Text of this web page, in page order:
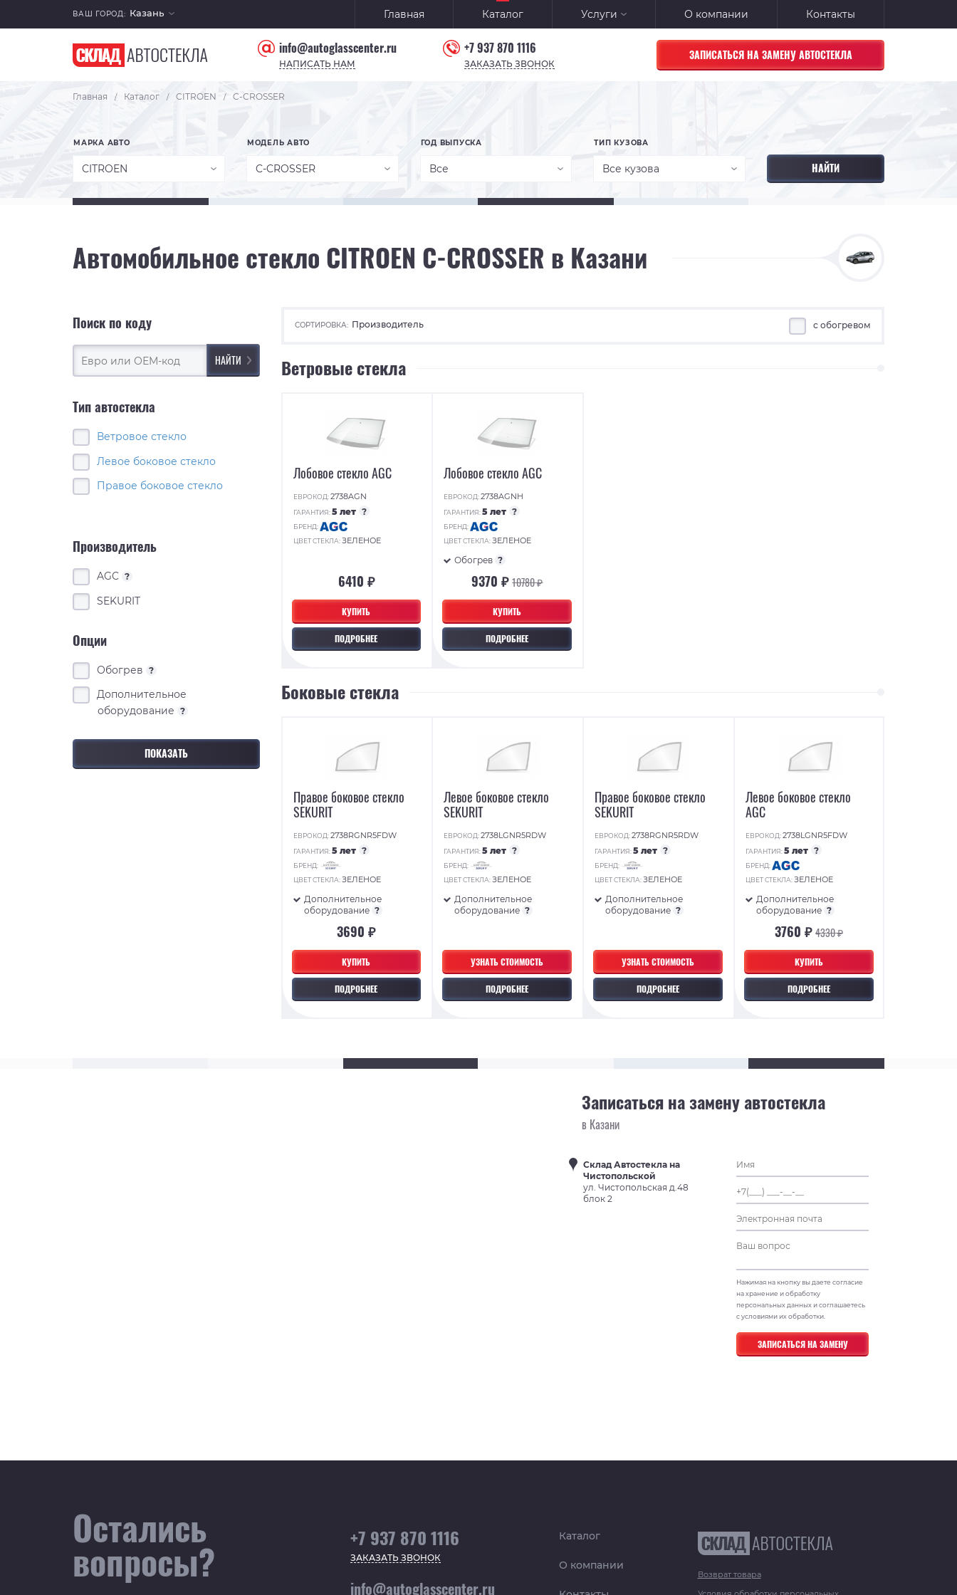
ВАШ ГОРОД: Казань Главная Каталог Услуги О компании Контакты
info@autoglasscenter.ru
НАПИСАТЬ НАМ
+7 937 870 1116
ЗАКАЗАТЬ ЗВОНОК
ЗАПИСАТЬСЯ НА ЗАМЕНУ АВТОСТЕКЛА
Главная / Каталог / CITROEN / C-CROSSER
МАРКА АВТО
CITROEN
МОДЕЛЬ АВТО
C-CROSSER
ГОД ВЫПУСКА
Все
ТИП КУЗОВА
Все кузова
Автомобильное стекло CITROEN C-CROSSER в Казани
Поиск по коду
Тип автостекла
Ветровое стекло
Левое боковое стекло
Правое боковое стекло
Производитель
AGC ?
SEKURIT
Опции
Обогрев ?
Дополнительное
оборудование ?
СОРТИРОВКА: Производитель с обогревом
Ветровые стекла
КУПИТЬ
ПОДРОБНЕЕ
Лобовое стекло AGC
ЕВРОКОД:2738AGN
ГАРАНТИЯ:5 лет ?
БРЕНД:
ЦВЕТ СТЕКЛА:ЗЕЛЕНОЕ
6410 ₽
КУПИТЬ
ПОДРОБНЕЕ
Лобовое стекло AGC
ЕВРОКОД:2738AGNH
ГАРАНТИЯ:5 лет ?
БРЕНД:
ЦВЕТ СТЕКЛА:ЗЕЛЕНОЕ
Обогрев ?
9370 ₽10780 ₽
Боковые стекла
КУПИТЬ
ПОДРОБНЕЕ
Правое боковое стекло
SEKURIT
ЕВРОКОД:2738RGNR5FDW
ГАРАНТИЯ:5 лет ?
БРЕНД:
ЦВЕТ СТЕКЛА:ЗЕЛЕНОЕ
Дополнительное
оборудование ?
3690 ₽
УЗНАТЬ СТОИМОСТЬ
ПОДРОБНЕЕ
Левое боковое стекло
SEKURIT
ЕВРОКОД:2738LGNR5RDW
ГАРАНТИЯ:5 лет ?
БРЕНД:
ЦВЕТ СТЕКЛА:ЗЕЛЕНОЕ
Дополнительное
оборудование ?
УЗНАТЬ СТОИМОСТЬ
ПОДРОБНЕЕ
Правое боковое стекло
SEKURIT
ЕВРОКОД:2738RGNR5RDW
ГАРАНТИЯ:5 лет ?
БРЕНД:
ЦВЕТ СТЕКЛА:ЗЕЛЕНОЕ
Дополнительное
оборудование ?
КУПИТЬ
ПОДРОБНЕЕ
Левое боковое стекло
AGC
ЕВРОКОД:2738LGNR5FDW
ГАРАНТИЯ:5 лет ?
БРЕНД:
ЦВЕТ СТЕКЛА:ЗЕЛЕНОЕ
Дополнительное
оборудование ?
3760 ₽4330 ₽
Записаться на замену автостекла
в Казани
Склад Автостекла на
Чистопольской
ул. Чистопольская д.48
блок 2
Нажимая на кнопку вы даете согласие
на хранение и обработку
персональных данных и соглашаетесь
с условиями их обработки.
Остались
вопросы? +7 937 870 1116
ЗАКАЗАТЬ ЗВОНОК
info@autoglasscenter.ru
Каталог
О компании
Возврат товара